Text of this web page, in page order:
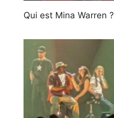
Qui est Mina Warren ?